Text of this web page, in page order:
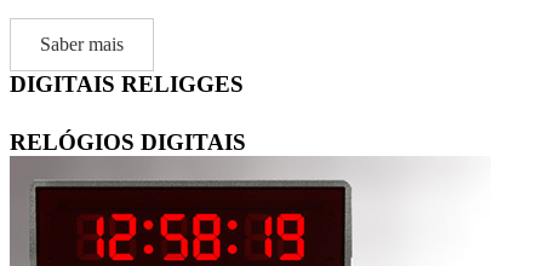
Saber mais
DIGITAIS RELIGGES
RELÓGIOS DIGITAIS